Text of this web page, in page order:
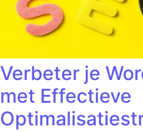
Verbeter je
met Effectieve